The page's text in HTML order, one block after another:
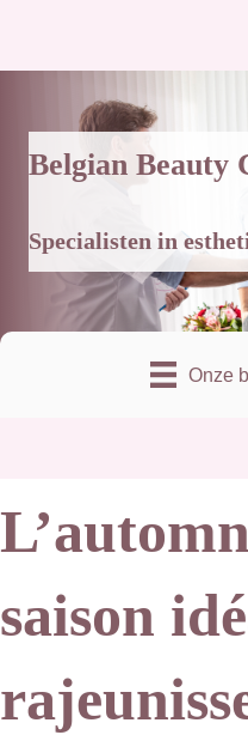
Belgian Beauty
Specialisten in
Onze
saison